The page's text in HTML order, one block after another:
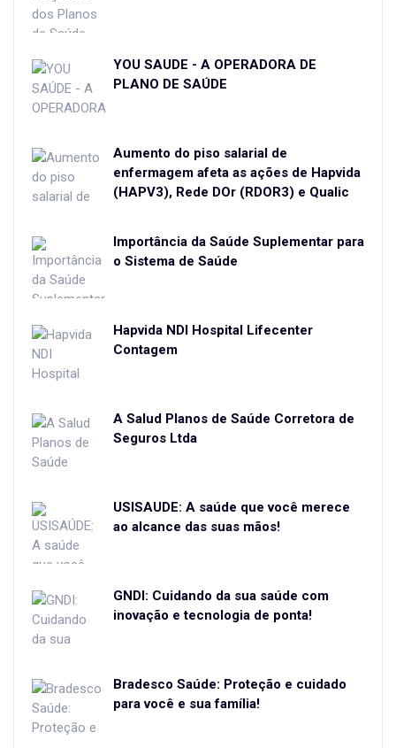
YOU SAÚDE - A OPERADORA DE
PLANO DE SAÚDE
Aumento do piso salarial de
enfermagem afeta as ações de Hapvida
(HAPV3), Rede DOr (RDOR3) e Qualic
Importância da Saúde Suplementar para
o Sistema de Saúde
Hapvida NDI Hospital Lifecenter
Contagem
A Salud Planos de Saúde Corretora de
Seguros Ltda
USISAÚDE: A saúde que você merece
ao alcance das suas mãos!
GNDI: Cuidando da sua saúde com
inovação e tecnologia de ponta!
Bradesco Saúde: Proteção e cuidado
para você e sua família!